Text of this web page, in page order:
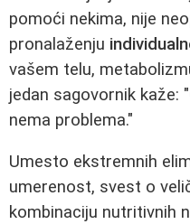
pomoći nekima, nije
pronalaženju
vašem telu,
jedan sagovornik kaže:
nema problema."
Umesto ekstremnih
umerenost, svest o
kombinaciju nutritivnih